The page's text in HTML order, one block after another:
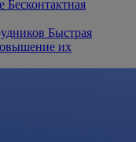
Бесконтактная
Быстрая
их